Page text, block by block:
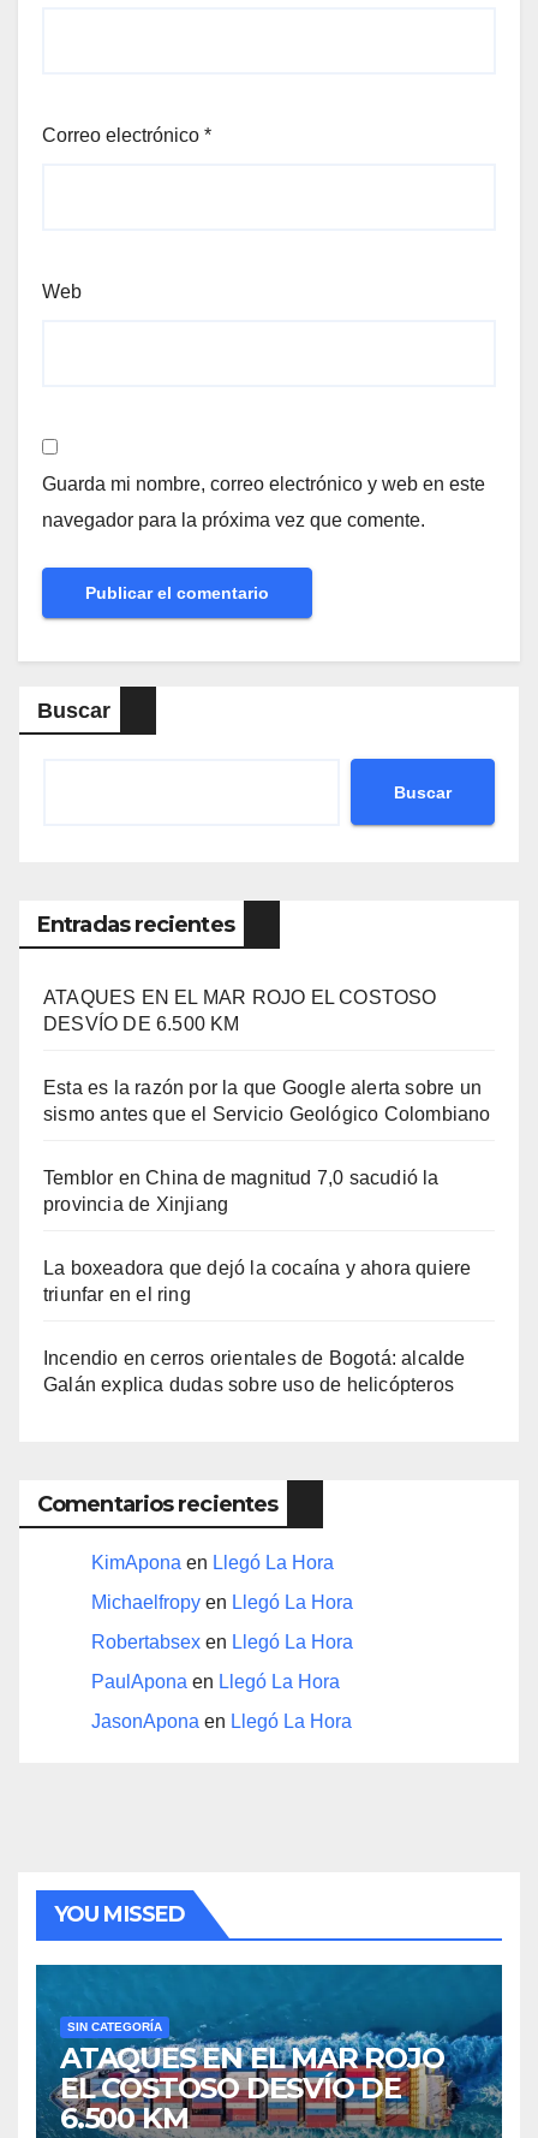
Correo electrónico *
Web
Guarda mi nombre, correo electrónico y web en este
navegador para la próxima vez que comente.
Buscar
Buscar
Entradas recientes
ATAQUES EN EL MAR ROJO EL COSTOSO
DESVÍO DE 6.500 KM
Esta es la razón por la que Google alerta sobre un
sismo antes que el Servicio Geológico Colombiano
Temblor en China de magnitud 7,0 sacudió la
provincia de Xinjiang
La boxeadora que dejó la cocaína y ahora quiere
triunfar en el ring​
Incendio en cerros orientales de Bogotá: alcalde
Galán explica dudas sobre uso de helicópteros
Comentarios recientes
KimApona en Llegó La Hora
Michaelfropy en Llegó La Hora
Robertabsex en Llegó La Hora
PaulApona en Llegó La Hora
JasonApona en Llegó La Hora
YOU MISSED
SIN CATEGORÍA
ATAQUES EN EL MAR ROJO
EL COSTOSO DESVÍO DE
6.500 KM